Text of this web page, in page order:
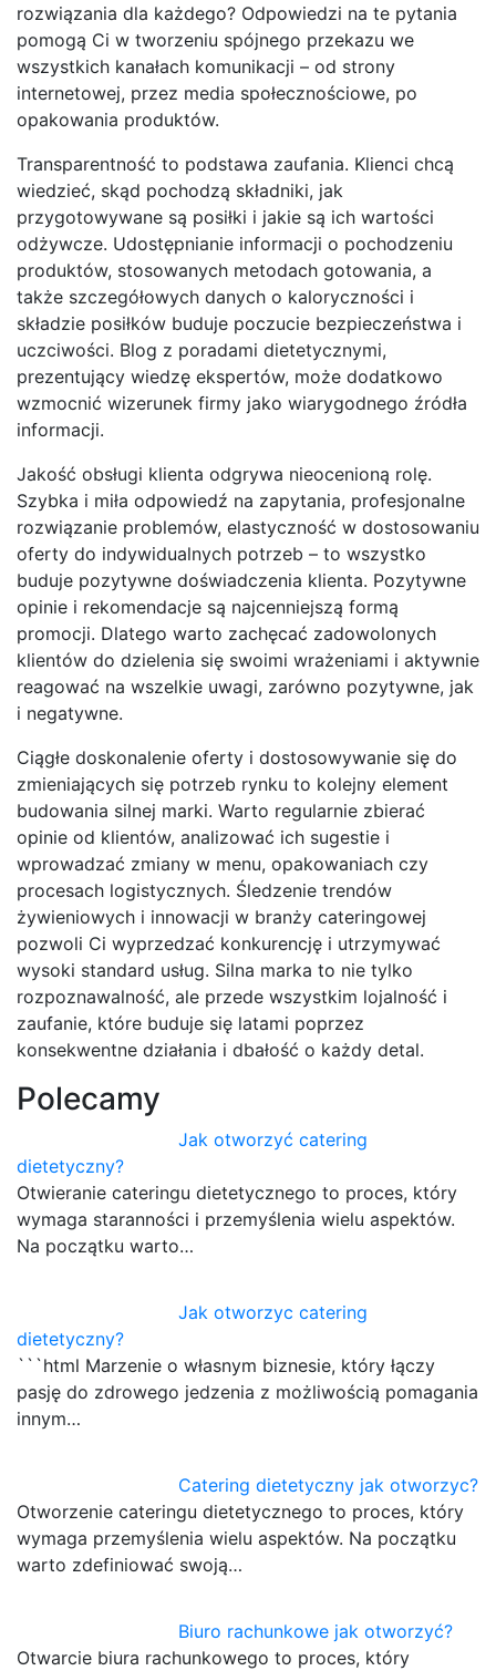
rozwiązania dla każdego? Odpowiedzi na te pytania
pomogą Ci w tworzeniu spójnego przekazu we
wszystkich kanałach komunikacji – od strony
internetowej, przez media społecznościowe, po
opakowania produktów.
Transparentność to podstawa zaufania. Klienci chcą
wiedzieć, skąd pochodzą składniki, jak
przygotowywane są posiłki i jakie są ich wartości
odżywcze. Udostępnianie informacji o pochodzeniu
produktów, stosowanych metodach gotowania, a
także szczegółowych danych o kaloryczności i
składzie posiłków buduje poczucie bezpieczeństwa i
uczciwości. Blog z poradami dietetycznymi,
prezentujący wiedzę ekspertów, może dodatkowo
wzmocnić wizerunek firmy jako wiarygodnego źródła
informacji.
Jakość obsługi klienta odgrywa nieocenioną rolę.
Szybka i miła odpowiedź na zapytania, profesjonalne
rozwiązanie problemów, elastyczność w dostosowaniu
oferty do indywidualnych potrzeb – to wszystko
buduje pozytywne doświadczenia klienta. Pozytywne
opinie i rekomendacje są najcenniejszą formą
promocji. Dlatego warto zachęcać zadowolonych
klientów do dzielenia się swoimi wrażeniami i aktywnie
reagować na wszelkie uwagi, zarówno pozytywne, jak
i negatywne.
Ciągłe doskonalenie oferty i dostosowywanie się do
zmieniających się potrzeb rynku to kolejny element
budowania silnej marki. Warto regularnie zbierać
opinie od klientów, analizować ich sugestie i
wprowadzać zmiany w menu, opakowaniach czy
procesach logistycznych. Śledzenie trendów
żywieniowych i innowacji w branży cateringowej
pozwoli Ci wyprzedzać konkurencję i utrzymywać
wysoki standard usług. Silna marka to nie tylko
rozpoznawalność, ale przede wszystkim lojalność i
zaufanie, które buduje się latami poprzez
konsekwentne działania i dbałość o każdy detal.
Polecamy
Jak otworzyć catering
dietetyczny?
Otwieranie cateringu dietetycznego to proces, który
wymaga staranności i przemyślenia wielu aspektów.
Na początku warto…
Jak otworzyc catering
dietetyczny?
```html Marzenie o własnym biznesie, który łączy
pasję do zdrowego jedzenia z możliwością pomagania
innym…
Catering dietetyczny jak otworzyc?
Otworzenie cateringu dietetycznego to proces, który
wymaga przemyślenia wielu aspektów. Na początku
warto zdefiniować swoją…
Biuro rachunkowe jak otworzyć?
Otwarcie biura rachunkowego to proces, który